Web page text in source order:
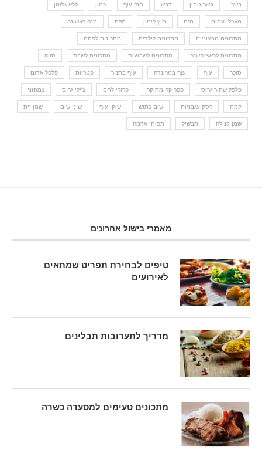
בשר בשר טחון דבש חזה עוף כמון ללא גלוטן
מאכלי עמים מים מיץ לימון מלח מנה ראשונה
מתכונים טבעוניים מתכונים לילדים מתכונים לפסח
מתכונים לראש השנה מתכונים לשבועות מתכונים לשבת סויה
סוכר עוף עוף במרינדה עוף בתנור פטריות פלפל אדום
פלפל שחור גרוס פפריקה מתוקה פרורי לחם צ'ילי גרוס צמחוני
קמח רסק עגבניות שום כתוש שוקי עוף שיני שום שמן זית
שמן קנולה תבשיל תפוחי אדמה
מאמרי בישול אחרונים
טיפים לבחירת תפריט שמתאים
לאירועים
מדריך לתערובות תבלינים
מתכונים טעימים למסעדה כשרה